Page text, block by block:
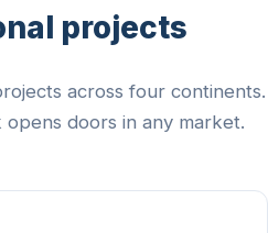
projects
across four continents.
doors in any market.